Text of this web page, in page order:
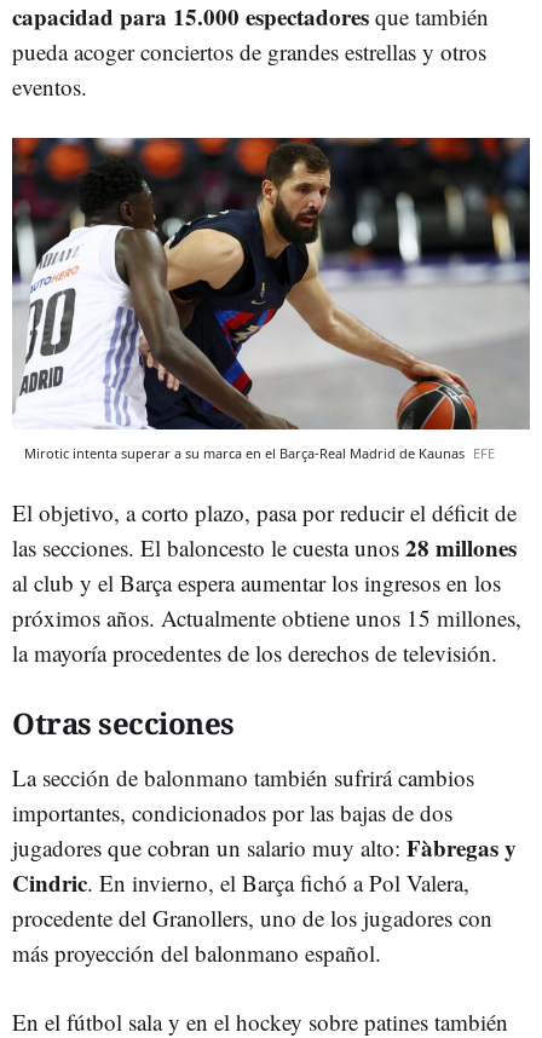
capacidad para 15.000 espectadores que también
pueda acoger conciertos de grandes estrellas y otros
eventos.
Mirotic intenta superar a su marca en el Barça-Real Madrid de Kaunas EFE
El objetivo, a corto plazo, pasa por reducir el déficit de
las secciones. El baloncesto le cuesta unos 28 millones
al club y el Barça espera aumentar los ingresos en los
próximos años. Actualmente obtiene unos 15 millones,
la mayoría procedentes de los derechos de televisión.
Otras secciones
La sección de balonmano también sufrirá cambios
importantes, condicionados por las bajas de dos
jugadores que cobran un salario muy alto: Fàbregas y
Cindric. En invierno, el Barça fichó a Pol Valera,
procedente del Granollers, uno de los jugadores con
más proyección del balonmano español.
En el fútbol sala y en el hockey sobre patines también